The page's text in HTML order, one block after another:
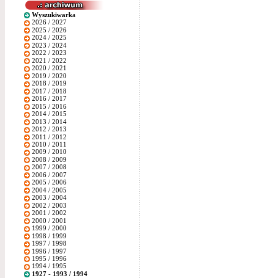
Wyszukiwarka
2026 / 2027
2025 / 2026
2024 / 2025
2023 / 2024
2022 / 2023
2021 / 2022
2020 / 2021
2019 / 2020
2018 / 2019
2017 / 2018
2016 / 2017
2015 / 2016
2014 / 2015
2013 / 2014
2012 / 2013
2011 / 2012
2010 / 2011
2009 / 2010
2008 / 2009
2007 / 2008
2006 / 2007
2005 / 2006
2004 / 2005
2003 / 2004
2002 / 2003
2001 / 2002
2000 / 2001
1999 / 2000
1998 / 1999
1997 / 1998
1996 / 1997
1995 / 1996
1994 / 1995
1927 - 1993 / 1994